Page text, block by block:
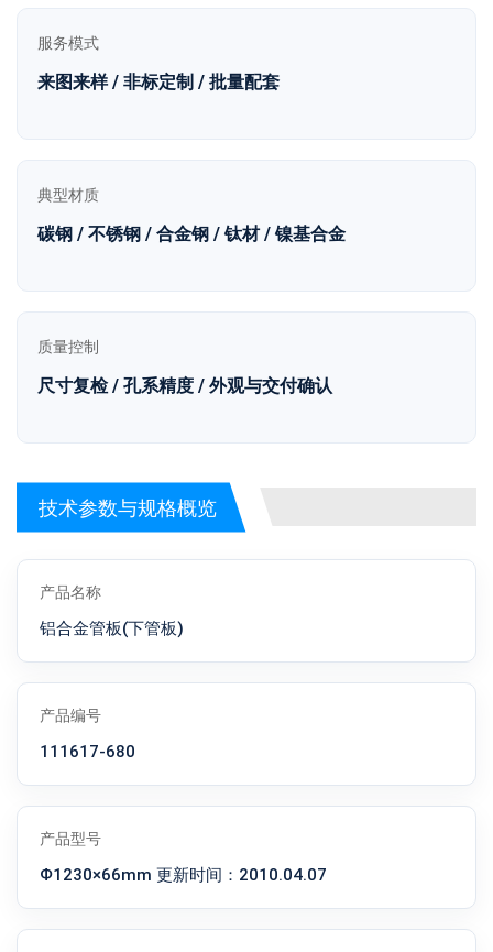
服务模式
来图来样 / 非标定制 / 批量配套
典型材质
碳钢 / 不锈钢 / 合金钢 / 钛材 / 镍基合金
质量控制
尺寸复检 / 孔系精度 / 外观与交付确认
技术参数与规格概览
产品名称
铝合金管板(下管板)
产品编号
111617-680
产品型号
Ф1230×66mm 更新时间：2010.04.07